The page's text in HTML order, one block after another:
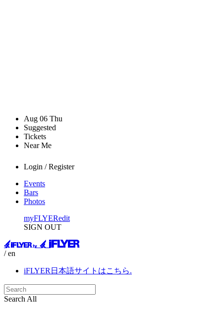
Aug 06 Thu
Suggested
Tickets
Near Me
Login / Register
Events
Bars
Photos
myFLYERedit
SIGN OUT
/ en
iFLYER日本語サイトはこちら.
Search All